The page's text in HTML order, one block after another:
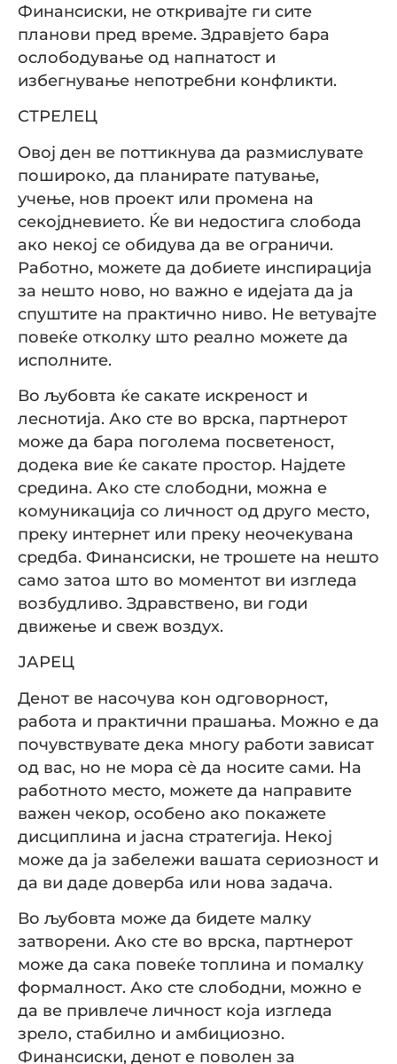
Финансиски, не откривајте ги сите
планови пред време. Здравјето бара
ослободување од напнатост и
избегнување непотребни конфликти.
СТРЕЛЕЦ
Овој ден ве поттикнува да размислувате
пошироко, да планирате патување,
учење, нов проект или промена на
секојдневието. Ќе ви недостига слобода
ако некој се обидува да ве ограничи.
Работно, можете да добиете инспирација
за нешто ново, но важно е идејата да ја
спуштите на практично ниво. Не ветувајте
повеќе отколку што реално можете да
исполните.
Во љубовта ќе сакате искреност и
леснотија. Ако сте во врска, партнерот
може да бара поголема посветеност,
додека вие ќе сакате простор. Најдете
средина. Ако сте слободни, можна е
комуникација со личност од друго место,
преку интернет или преку неочекувана
средба. Финансиски, не трошете на нешто
само затоа што во моментот ви изгледа
возбудливо. Здравствено, ви годи
движење и свеж воздух.
ЈАРЕЦ
Денот ве насочува кон одговорност,
работа и практични прашања. Можно е да
почувствувате дека многу работи зависат
од вас, но не мора сè да носите сами. На
работното место, можете да направите
важен чекор, особено ако покажете
дисциплина и јасна стратегија. Некој
може да ја забележи вашата сериозност и
да ви даде доверба или нова задача.
Во љубовта може да бидете малку
затворени. Ако сте во врска, партнерот
може да сака повеќе топлина и помалку
формалност. Ако сте слободни, можно е
да ве привлече личност која изгледа
зрело, стабилно и амбициозно.
Финансиски, денот е поволен за